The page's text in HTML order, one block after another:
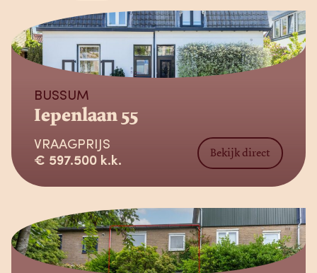
Verkocht
BUSSUM
Iepenlaan 55
VRAAGPRIJS
€ 597.500 k.k.
Bekijk direct
Verkocht